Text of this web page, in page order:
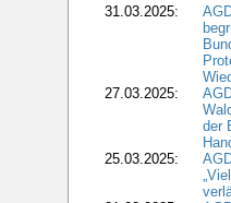
31.03.2025:
27.03.2025:
der
25.03.2025: